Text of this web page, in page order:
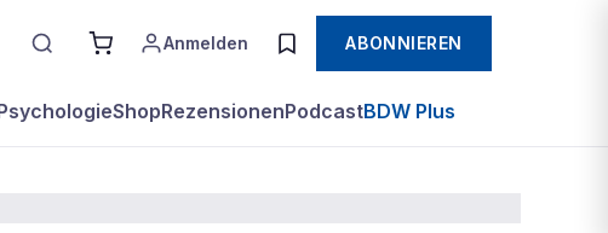
Anmelden ABONNIEREN
ShopRezensionenPodcastBDW Plus